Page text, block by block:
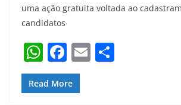
uma ação gratuita voltada ao
candidatos
W
h
at
F
a
c
E
Read More